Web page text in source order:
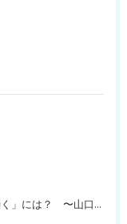
AI時代に「人間らしく働く」には？ 〜山口周さんの対談動画・文字起こし（その１）〜